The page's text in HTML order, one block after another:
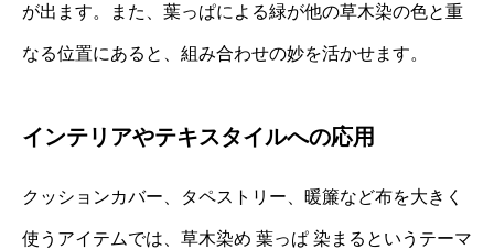
が出ます。また、葉っぱによる緑が他の草木染の色と重
なる位置にあると、組み合わせの妙を活かせます。
インテリアやテキスタイルへの応用
クッションカバー、タペストリー、暖簾など布を大きく
使うアイテムでは、草木染め 葉っぱ 染まるというテーマ